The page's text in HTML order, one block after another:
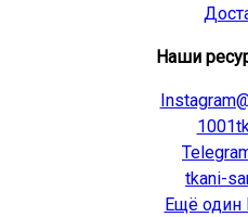
Наши
tkani-
Ещё один